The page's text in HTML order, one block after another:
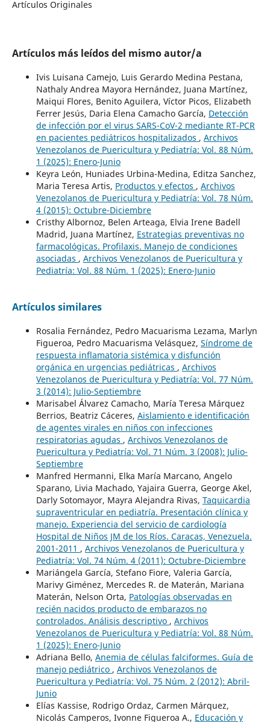
Artículos Originales
Artículos más leídos del mismo autor/a
Ivis Luisana Camejo, Luis Gerardo Medina Pestana,
Nathaly Andrea Mayora Hernández, Juana Martínez,
Maiqui Flores, Benito Aguilera, Víctor Picos, Elizabeth
Ferrer Jesús, Daria Elena Camacho García, Detección
de infección por el virus SARS-CoV-2 mediante RT-PCR
en pacientes pediátricos hospitalizados , Archivos
Venezolanos de Puericultura y Pediatría: Vol. 88 Núm.
1 (2025): Enero-Junio
Keyra León, Huniades Urbina-Medina, Editza Sanchez,
Maria Teresa Artis, Productos y efectos , Archivos
Venezolanos de Puericultura y Pediatría: Vol. 78 Núm.
4 (2015): Octubre-Diciembre
Cristhy Albornoz, Belen Arteaga, Elvia Irene Badell
Madrid, Juana Martínez, Estrategias preventivas no
farmacológicas. Profilaxis. Manejo de condiciones
asociadas , Archivos Venezolanos de Puericultura y
Pediatría: Vol. 88 Núm. 1 (2025): Enero-Junio
Artículos similares
Rosalia Fernández, Pedro Macuarisma Lezama, Marlyn
Figueroa, Pedro Macuarisma Velásquez, Síndrome de
respuesta inflamatoria sistémica y disfunción
orgánica en urgencias pediátricas , Archivos
Venezolanos de Puericultura y Pediatría: Vol. 77 Núm.
3 (2014): Julio-Septiembre
Marisabel Álvarez Camacho, María Teresa Márquez
Berrios, Beatriz Cáceres, Aislamiento e identificación
de agentes virales en niños con infecciones
respiratorias agudas , Archivos Venezolanos de
Puericultura y Pediatría: Vol. 71 Núm. 3 (2008): Julio-
Septiembre
Manfred Hermanni, Elka María Marcano, Angelo
Sparano, Livia Machado, Yajaira Guerra, George Akel,
Darly Sotomayor, Mayra Alejandra Rivas, Taquicardia
supraventricular en pediatría. Presentación clínica y
manejo. Experiencia del servicio de cardiología
Hospital de Niños JM de los Ríos. Caracas, Venezuela.
2001-2011 , Archivos Venezolanos de Puericultura y
Pediatría: Vol. 74 Núm. 4 (2011): Octubre-Diciembre
Mariángela García, Stefano Fiore, Valeria García,
Marivy Giménez, Mercedes R. de Materán, Mariana
Materán, Nelson Orta, Patologías observadas en
recién nacidos producto de embarazos no
controlados. Análisis descriptivo , Archivos
Venezolanos de Puericultura y Pediatría: Vol. 88 Núm.
1 (2025): Enero-Junio
Adriana Bello, Anemia de células falciformes. Guía de
manejo pediátrico , Archivos Venezolanos de
Puericultura y Pediatría: Vol. 75 Núm. 2 (2012): Abril-
Junio
Elías Kassise, Rodrigo Ordaz, Carmen Márquez,
Nicolás Camperos, Ivonne Figueroa A., Educación y